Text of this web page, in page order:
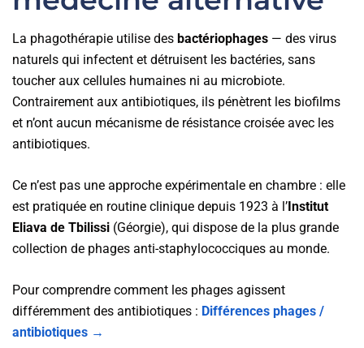
La phagothérapie utilise des bactériophages — des virus
naturels qui infectent et détruisent les bactéries, sans
toucher aux cellules humaines ni au microbiote.
Contrairement aux antibiotiques, ils pénètrent les biofilms
et n’ont aucun mécanisme de résistance croisée avec les
antibiotiques.
Ce n’est pas une approche expérimentale en chambre : elle
est pratiquée en routine clinique depuis 1923 à l’Institut
Eliava de Tbilissi (Géorgie), qui dispose de la plus grande
collection de phages anti-staphylococciques au monde.
Pour comprendre comment les phages agissent
différemment des antibiotiques : Différences phages /
antibiotiques →